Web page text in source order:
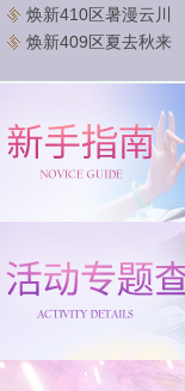
焕新410区暑漫云川
焕新409区夏去秋来